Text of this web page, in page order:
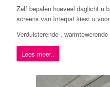
Zelf bepalen hoeveel daglicht u
screens van Interpat kiest u
Verduisterende ,
Lees meer..